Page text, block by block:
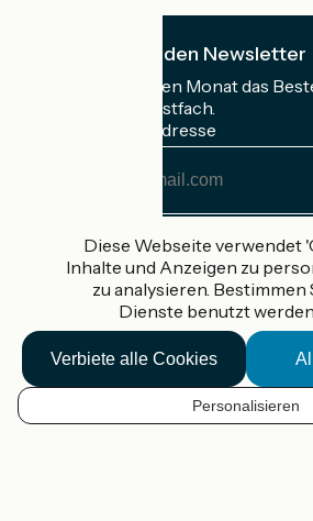
DE
Ich abonniere den Newsletter
Erhalten Sie jeden Monat das
Rad in Ihrem Postfach.
Meine E-Mail-Adresse
Adresse
Gefördert im Rahmen von
Accueil Vélo Pro
Kontakt
Rechtliche Informationen
Diese Webseite verwendet
Inhalte und Anzeigen zu
zu analysieren. Bestimmen
Dienste benutzt
Verbiete alle Cookies
Personalisieren